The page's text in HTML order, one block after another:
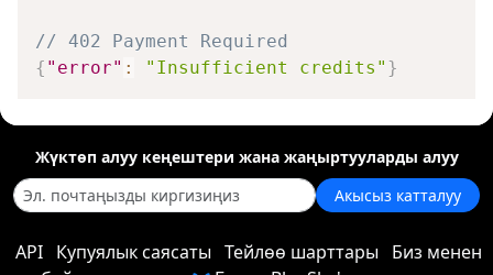
// 402 Payment Required
{ "error" : "Insufficient credits" }
Жүктөп алуу кеңештери жана жаңыртууларды алуу
Акысыз катталуу
API Купуялык саясаты Тейлөө шарттары Биз менен